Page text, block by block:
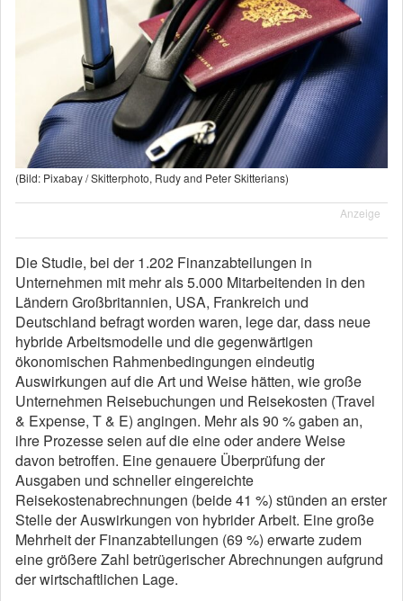
(Bild: Pixabay / Skitterphoto, Rudy and Peter Skitterians)
Anzeige
Die Studie, bei der 1.202 Finanzabteilungen in
Unternehmen mit mehr als 5.000 Mitarbeitenden in den
Ländern Großbritannien, USA, Frankreich und
Deutschland befragt worden waren, lege dar, dass neue
hybride Arbeitsmodelle und die gegenwärtigen
ökonomischen Rahmenbedingungen eindeutig
Auswirkungen auf die Art und Weise hätten, wie große
Unternehmen Reisebuchungen und Reisekosten (Travel
& Expense, T & E) angingen. Mehr als 90 % gaben an,
ihre Prozesse seien auf die eine oder andere Weise
davon betroffen. Eine genauere Überprüfung der
Ausgaben und schneller eingereichte
Reisekostenabrechnungen (beide 41 %) stünden an erster
Stelle der Auswirkungen von hybrider Arbeit. Eine große
Mehrheit der Finanzabteilungen (69 %) erwarte zudem
eine größere Zahl betrügerischer Abrechnungen aufgrund
der wirtschaftlichen Lage.